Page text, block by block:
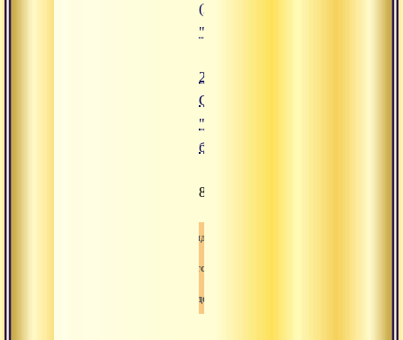
(https://www.advayta.org/upload/
"22.08.2019 Сатсанг "Игры
22.08.2019
Сатсанг
"Игры
божеств"
815
Видео
Сатсанг
Свами-вишнудевананда-гири